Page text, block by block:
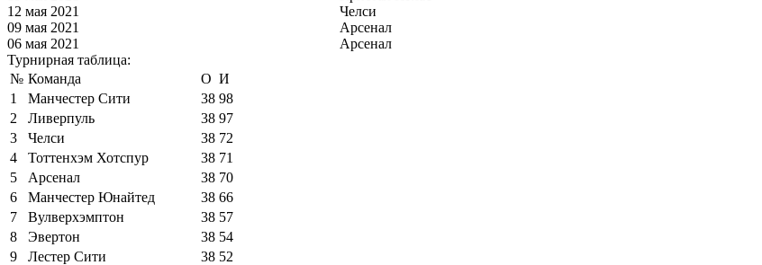
12 мая 2021
Челси
09 мая 2021
Арсенал
06 мая 2021
Арсенал
Турнирная таблица:
№ Команда О И
1
Манчестер Сити 38 98
2
Ливерпуль 38 97
3
Челси 38 72
4
Тоттенхэм Хотспур 38 71
5
Арсенал 38 70
6
Манчестер Юнайтед 38 66
7
Вулверхэмптон 38 57
8
Эвертон 38 54
9
Лестер Сити 38 52